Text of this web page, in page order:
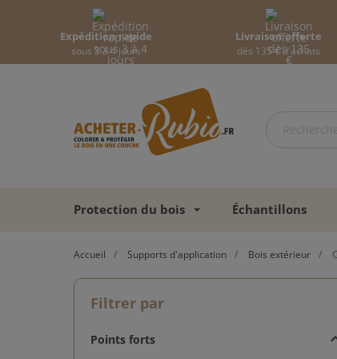
Expédition rapide
sous 3 à 4 jours
Livraison offerte
dès 135 € d'achats
Protection du bois Échantillons
Accueil Supports d'application Bois extérieur
Filtrer par
Points forts